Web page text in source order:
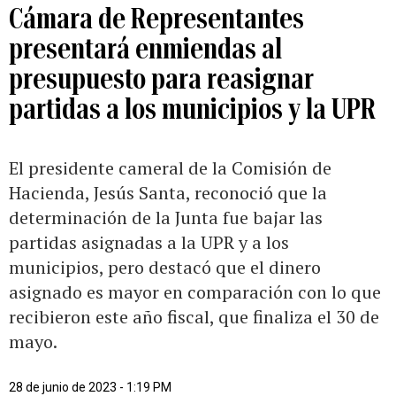
Cámara de Representantes
presentará enmiendas al
presupuesto para reasignar
partidas a los municipios y la UPR
El presidente cameral de la Comisión de
Hacienda, Jesús Santa, reconoció que la
determinación de la Junta fue bajar las
partidas asignadas a la UPR y a los
municipios, pero destacó que el dinero
asignado es mayor en comparación con lo que
recibieron este año fiscal, que finaliza el 30 de
mayo.
28 de junio de 2023 - 1:19 PM